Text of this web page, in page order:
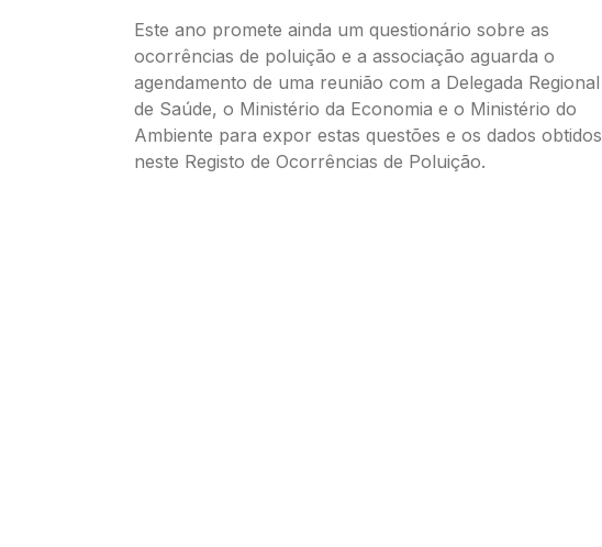
Este ano promete ainda um questionário sobre as
ocorrências de poluição e a associação aguarda o
agendamento de uma reunião com a Delegada Regional
de Saúde, o Ministério da Economia e o Ministério do
Ambiente para expor estas questões e os dados obtidos
neste Registo de Ocorrências de Poluição.